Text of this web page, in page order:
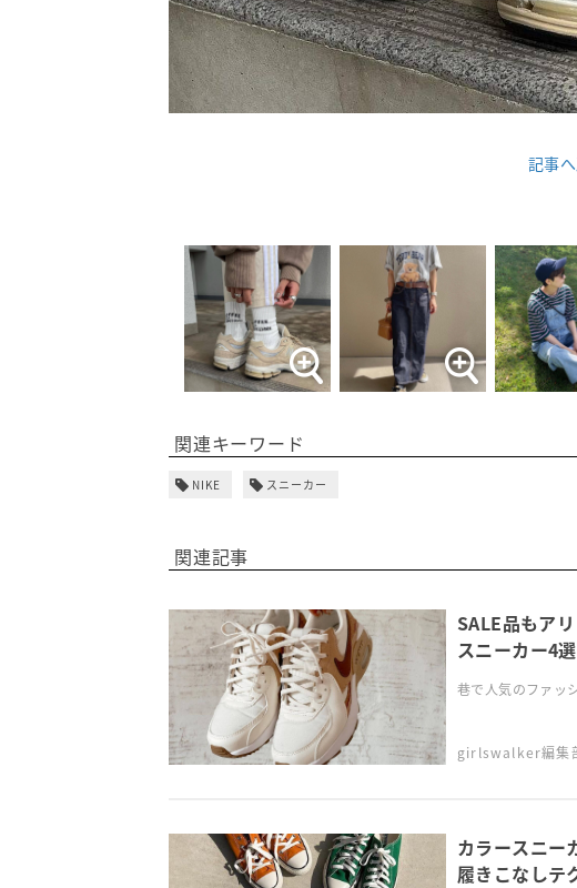
記事
関連キーワード
NIKE スニーカー
関連記事
SALE品もア
スニーカー4選
巷で人気のファッ
girlswalker編集
カラースニー
履きこなしテ